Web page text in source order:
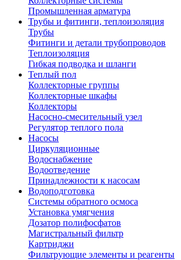
Промышленная арматура
Трубы и фитинги, теплоизоляция
Трубы
Фитинги и детали трубопроводов
Теплоизоляция
Гибкая подводка и шланги
Теплый пол
Коллекторные группы
Коллекторные шкафы
Коллекторы
Насосно-смесительный узел
Регулятор теплого пола
Насосы
Циркуляционные
Водоснабжение
Водоотведение
Принадлежности к насосам
Водоподготовка
Системы обратного осмоса
Установка умягчения
Дозатор полифосфатов
Магистральный фильтр
Картриджи
Фильтрующие элементы и реагенты